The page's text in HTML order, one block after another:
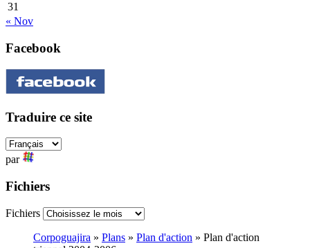
31
« Nov
Facebook
Traduire ce site
par
Fichiers
Fichiers
Corpoguajira » Plans » Plan d'action » Plan d'action